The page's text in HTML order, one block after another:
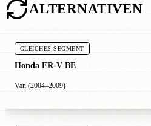
ALTERNATIVEN
GLEICHES SEGMENT
Honda FR-V BE
Van (2004–2009)